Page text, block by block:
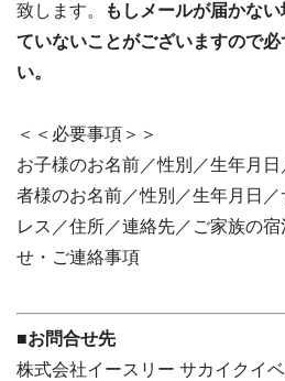
致します。
もしメールが届かな
ていないことがございますので
い。
＜＜必要事項＞＞
お子様のお名前／性別／生年月
者様のお名前／性別／生年月日
レス／住所／連絡先／ご家族の
せ・ご連絡事項
■お問合せ先
株式会社イースリー サカイクイ